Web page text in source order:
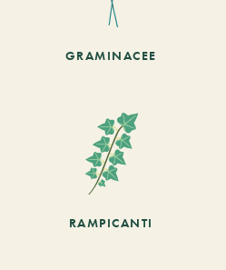
GRAMINACEE
RAMPICANTI